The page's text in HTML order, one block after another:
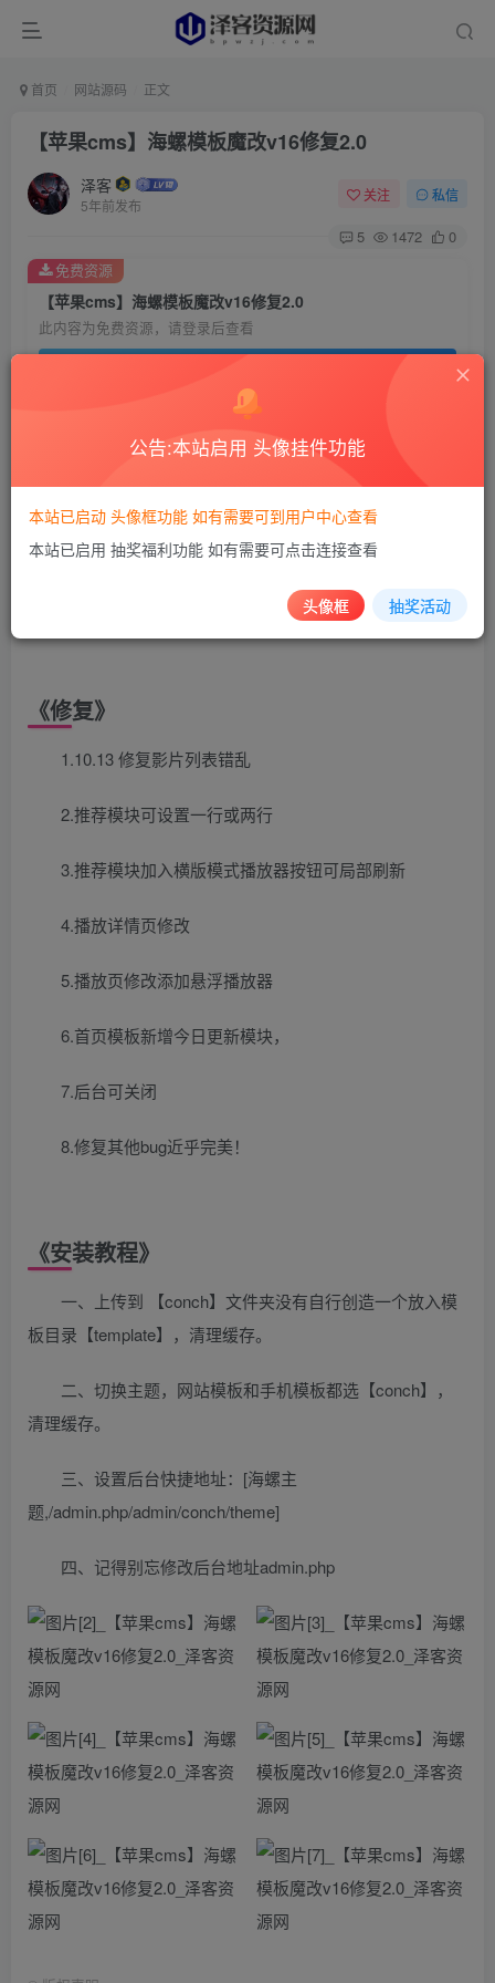
首页 网站源码 正文
【苹果cms】海螺模板魔改v16修复2.0
泽客
5年前发布
关注 私信
5 1472 0
【苹果cms】海螺模板魔改v16修复2.0
此内容为免费资源，请登录后查看
免费资源
《介绍》
《修复》
1.10.13 修复影片列表错乱
2.推荐模块可设置一行或两行
3.推荐模块加入横版模式播放器按钮可局部刷新
4.播放详情页修改
5.播放页修改添加悬浮播放器
6.首页模板新增今日更新模块，
7.后台可关闭
8.修复其他bug近乎完美！
《安装教程》
一、上传到 【conch】文件夹没有自行创造一个放入模
板目录【template】，清理缓存。
二、切换主题，网站模板和手机模板都选【conch】，
清理缓存。
三、设置后台快捷地址：[海螺主
题,/admin.php/admin/conch/theme]
四、记得别忘修改后台地址admin.php
公告:本站启用 头像挂件功能
本站已启动 头像框功能 如有需要可到用户中心查看
本站已启用 抽奖福利功能 如有需要可点击连接查看
头像框 抽奖活动